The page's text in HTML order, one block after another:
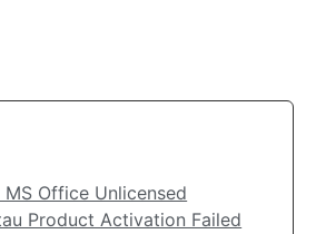
MS Office Unlicensed
Product Activation Failed